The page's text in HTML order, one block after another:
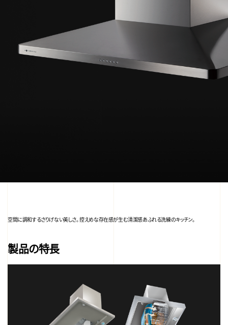
空間に調和するさりげない美しさ。 控えめな存在感が生む清潔感あふれる洗練のキッチン。
製品の特長